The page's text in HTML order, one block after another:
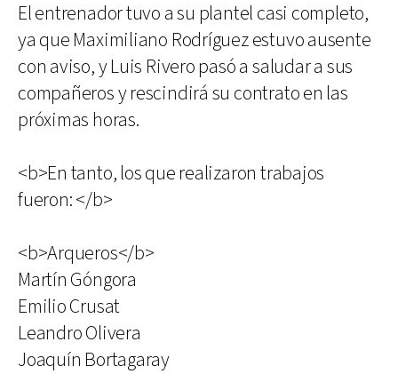
El entrenador tuvo a su plantel casi completo,
ya que Maximiliano Rodríguez estuvo ausente
con aviso, y Luis Rivero pasó a saludar a sus
compañeros y rescindirá su contrato en las
próximas horas.
<b>En tanto, los que realizaron trabajos
fueron: </b>
<b>Arqueros</b>
Martín Góngora
Emilio Crusat
Leandro Olivera
Joaquín Bortagaray